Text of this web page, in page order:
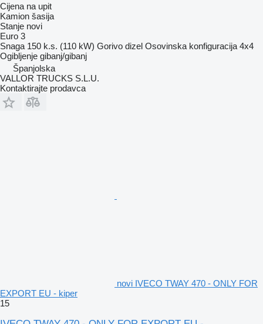
Cijena na upit
Kamion šasija
Stanje novi
Euro 3
Snaga 150 k.s. (110 kW) Gorivo dizel Osovinska konfiguracija 4x4
Ogibljenje gibanj/gibanj
Španjolska
VALLOR TRUCKS S.L.U.
Kontaktirajte prodavca
novi IVECO TWAY 470 - ONLY FOR
EXPORT EU - kiper
15